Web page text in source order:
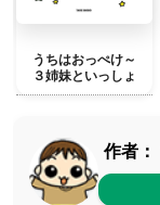
うちはおっぺけ～
３姉妹といっしょ
作者：